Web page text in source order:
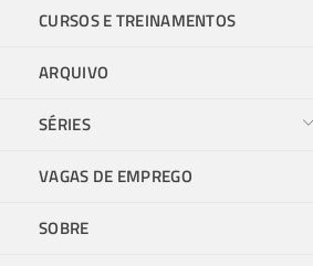
CURSOS E TREINAMENTOS
ARQUIVO
SÉRIES
VAGAS DE EMPREGO
SOBRE